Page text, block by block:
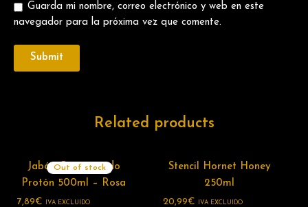
Guarda mi nombre, correo electrónico y web en este
navegador para la próxima vez que comente.
Related products
Out of stock
Jabón Concentrado
Protón 500ml – Rosa
7,89€ IVA EXCLUIDO
Stencil Hornet Honey
250ml
20,99€ IVA EXCLUIDO